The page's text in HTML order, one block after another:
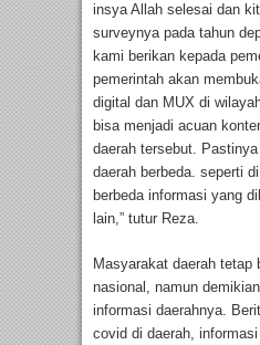
insya Allah selesai dan
surveynya pada tahun
kami berikan kepada
pemerintah akan
digital dan MUX di
bisa menjadi acuan
daerah tersebut.
daerah berbeda. seperti
berbeda informasi yang
lain,” tutur Reza.
Masyarakat daerah tetap
nasional, namun
informasi daerahnya.
covid di daerah,